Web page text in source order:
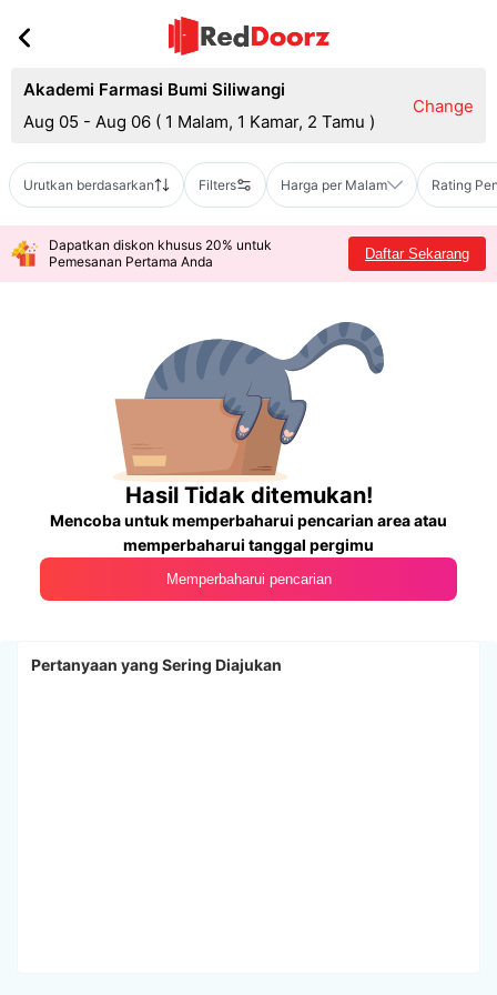
Akademi Farmasi Bumi Siliwangi
Aug 05 - Aug 06 ( 1 Malam, 1 Kamar, 2 Tamu )
Change
Urutkan berdasarkan Filters Harga per Malam Rating
Dapatkan diskon khusus 20% untuk
Pemesanan Pertama Anda
Daftar Sekarang
Hasil Tidak ditemukan!
Mencoba untuk memperbaharui pencarian area atau
memperbaharui tanggal pergimu
Memperbaharui pencarian
Pertanyaan yang Sering Diajukan